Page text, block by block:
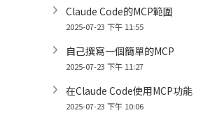
Claude Code的MCP範圍
2025-07-23 下午 11:55
自己撰寫一個簡單的MCP
2025-07-23 下午 11:27
在Claude Code使用MCP功能
2025-07-23 下午 10:06